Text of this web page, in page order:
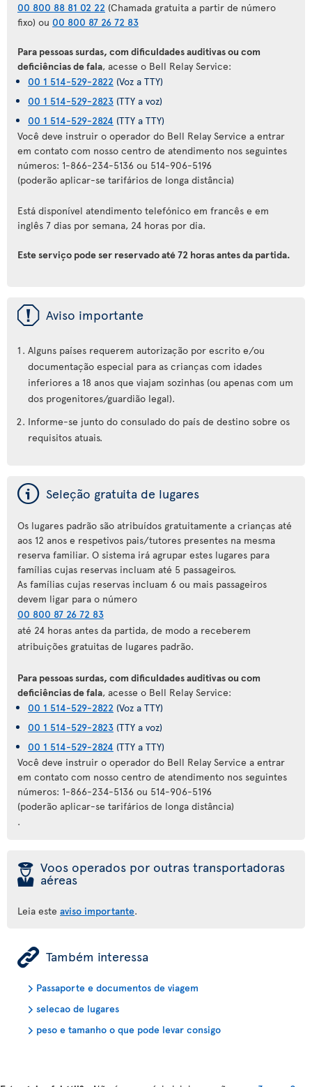
00 800 88 81 02 22 (Chamada gratuita a partir de número
fixo) ou 00 800 87 26 72 83
Para pessoas surdas, com dificuldades auditivas ou com
deficiências de fala, acesse o Bell Relay Service:
00 1 514-529-2822 (Voz a TTY)
00 1 514-529-2823 (TTY a voz)
00 1 514-529-2824 (TTY a TTY)
Você deve instruir o operador do Bell Relay Service a entrar
em contato com nosso centro de atendimento nos seguintes
números: 1-866-234-5136 ou 514-906-5196
(poderão aplicar-se tarifários de longa distância)
Está disponível atendimento telefónico em francês e em
inglês 7 dias por semana, 24 horas por dia.
Este serviço pode ser reservado até 72 horas antes da partida.
ü Aviso importante
Alguns países requerem autorização por escrito e/ou
documentação especial para as crianças com idades
inferiores a 18 anos que viajam sozinhas (ou apenas com um
dos progenitores/guardião legal).
Informe-se junto do consulado do país de destino sobre os
requisitos atuais.
ý Seleção gratuita de lugares
Os lugares padrão são atribuídos gratuitamente a crianças até
aos 12 anos e respetivos pais/tutores presentes na mesma
reserva familiar. O sistema irá agrupar estes lugares para
famílias cujas reservas incluam até 5 passageiros.
As famílias cujas reservas incluam 6 ou mais passageiros
devem ligar para o número
00 800 87 26 72 83
até 24 horas antes da partida, de modo a receberem
atribuições gratuitas de lugares padrão.
Para pessoas surdas, com dificuldades auditivas ou com
deficiências de fala, acesse o Bell Relay Service:
00 1 514-529-2822 (Voz a TTY)
00 1 514-529-2823 (TTY a voz)
00 1 514-529-2824 (TTY a TTY)
Você deve instruir o operador do Bell Relay Service a entrar
em contato com nosso centro de atendimento nos seguintes
números: 1-866-234-5136 ou 514-906-5196
(poderão aplicar-se tarifários de longa distância)
.
þ Voos operados por outras transportadoras
aéreas
Leia este aviso importante.
ÿ Também interessa
Passaporte e documentos de viagem
selecao de lugares
peso e tamanho o que pode levar consigo